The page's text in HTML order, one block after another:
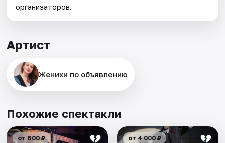
организаторов.
Артист
Женихи по объявлению
Похожие спектакли
от 600 ₽ от 4 000 ₽